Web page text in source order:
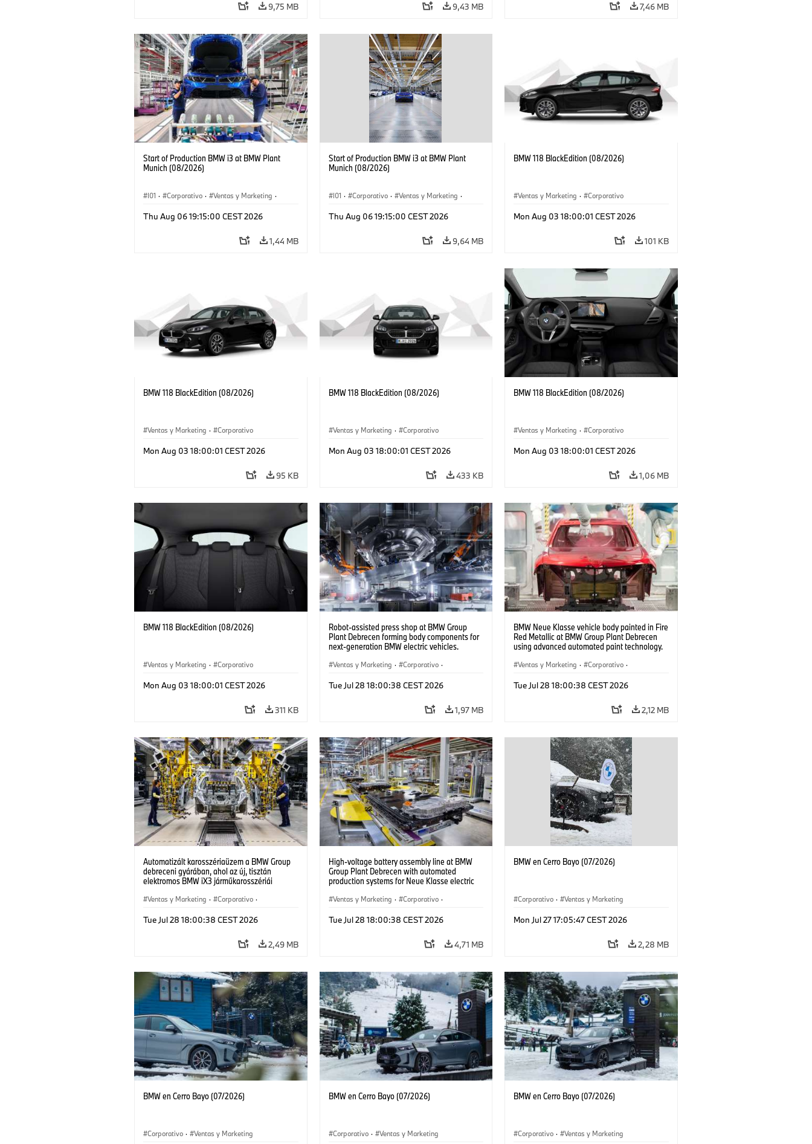
9,75 MB 9,43 MB 7,46 MB
Start of Production BMW i3 at BMW Plant
Munich (08/2026)
I01 · Corporativo · Ventas y Marketing ·
Thu Aug 06 19:15:00 CEST 2026
1,44 MB
Start of Production BMW i3 at BMW Plant
Munich (08/2026)
I01 · Corporativo · Ventas y Marketing ·
Thu Aug 06 19:15:00 CEST 2026
9,64 MB
BMW 118 BlackEdition (08/2026)
Ventas y Marketing · Corporativo
Mon Aug 03 18:00:01 CEST 2026
101 KB
BMW 118 BlackEdition (08/2026)
Ventas y Marketing · Corporativo
Mon Aug 03 18:00:01 CEST 2026
95 KB
BMW 118 BlackEdition (08/2026)
Ventas y Marketing · Corporativo
Mon Aug 03 18:00:01 CEST 2026
433 KB
BMW 118 BlackEdition (08/2026)
Ventas y Marketing · Corporativo
Mon Aug 03 18:00:01 CEST 2026
1,06 MB
BMW 118 BlackEdition (08/2026)
Ventas y Marketing · Corporativo
Mon Aug 03 18:00:01 CEST 2026
311 KB
Robot-assisted press shop at BMW Group
Plant Debrecen forming body components for
next-generation BMW electric vehicles.
Ventas y Marketing · Corporativo ·
Tue Jul 28 18:00:38 CEST 2026
1,97 MB
BMW Neue Klasse vehicle body painted in Fire
Red Metallic at BMW Group Plant Debrecen
using advanced automated paint technology.
Ventas y Marketing · Corporativo ·
Tue Jul 28 18:00:38 CEST 2026
2,12 MB
Automatizált karosszériaüzem a BMW Group
debreceni gyárában, ahol az új, tisztán
elektromos BMW iX3 járműkarosszériái
Ventas y Marketing · Corporativo ·
Tue Jul 28 18:00:38 CEST 2026
2,49 MB
High-voltage battery assembly line at BMW
Group Plant Debrecen with automated
production systems for Neue Klasse electric
Ventas y Marketing · Corporativo ·
Tue Jul 28 18:00:38 CEST 2026
4,71 MB
BMW en Cerro Bayo (07/2026)
Corporativo · Ventas y Marketing
Mon Jul 27 17:05:47 CEST 2026
2,28 MB
BMW en Cerro Bayo (07/2026)
Corporativo · Ventas y Marketing
BMW en Cerro Bayo (07/2026)
Corporativo · Ventas y Marketing
BMW en Cerro Bayo (07/2026)
Corporativo · Ventas y Marketing